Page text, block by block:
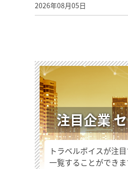
2026年08月05日
注目企業
トラベルボイスが注
一覧することができま